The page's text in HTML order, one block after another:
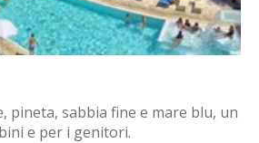
pineta, sabbia fine e mare blu, un
e per i genitori.